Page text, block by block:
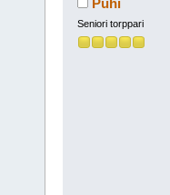
Seniori torppari